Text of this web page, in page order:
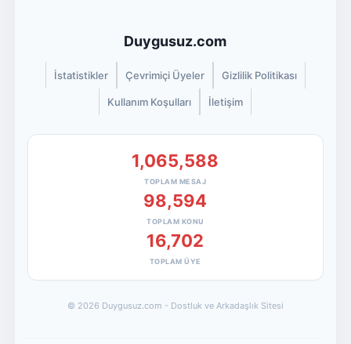
Duygusuz.com
İstatistikler Çevrimiçi Üyeler Gizlilik Politikası
Kullanım Koşulları İletişim
1,065,588
TOPLAM MESAJ
98,594
TOPLAM KONU
16,702
TOPLAM ÜYE
© 2026 Duygusuz.com - Dostluk ve Arkadaşlık Sitesi